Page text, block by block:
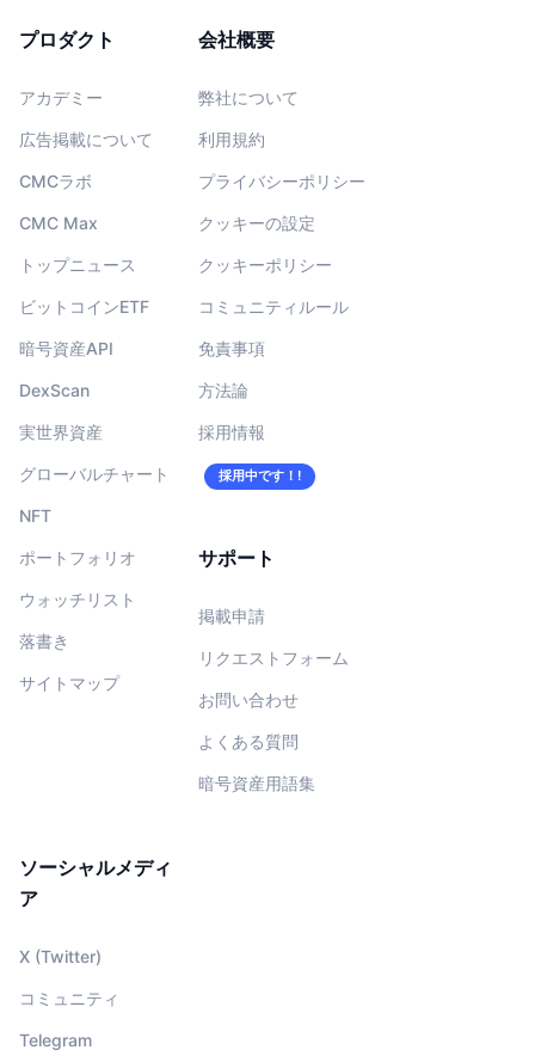
プロダクト
アカデミー
広告掲載について
CMCラボ
CMC Max
トップニュース
ビットコインETF
暗号資産API
DexScan
実世界資産
グローバルチャート
NFT
ポートフォリオ
ウォッチリスト
落書き
サイトマップ
会社概要
弊社について
利用規約
プライバシーポリシー
クッキーの設定
クッキーポリシー
コミュニティルール
免責事項
方法論
採用情報
採用中です！!
サポート
掲載申請
リクエストフォーム
お問い合わせ
よくある質問
暗号資産用語集
ソーシャルメディ
ア
X (Twitter)
コミュニティ
Telegram